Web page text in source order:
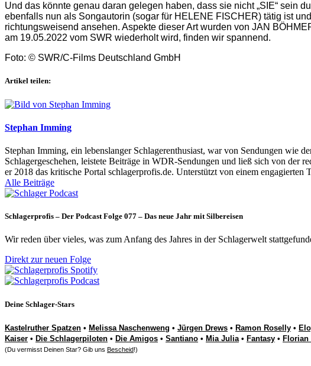
Und das könnte genau daran gelegen haben, dass sie nicht „SIE“ sein
ebenfalls nun als Songautorin (sogar für HELENE FISCHER) tätig ist
richtungsweisend ansehen. Aspekte dieser Art wurden von JAN
am 19.05.2022 vom SWR wiederholt wird, finden wir spannend.
Foto: © SWR/C-Films Deutschland GmbH
Artikel teilen:
Stephan Imming
Stephan Imming, ein lebenslanger Schlagerenthusiast, war von Sendungen wie
Schlagergeschehen, leistete Beiträge in WDR-Sendungen und ließ sich von der
er 2018 das kritische Portal schlagerprofis.de. Unterstützt von einem
Alle Beiträge
Schlagerprofis – Der Podcast Folge 077 – Das neue Jahr mit Silbereisen
Wir reden über vieles, was zum Anfang des Jahres in der Schlagerwelt
Direkt zur neuen Folge
Deine Schlager-Stars
Kastelruther Spatzen • Melissa Naschenweng • Jürgen Drews • Ramon Roselly •
Kaiser • Die Schlagerpiloten • Die Amigos • Santiano • Mia Julia • Fantasy • Florian
(Du vermisst Deinen Star? Gib uns Bescheid!)